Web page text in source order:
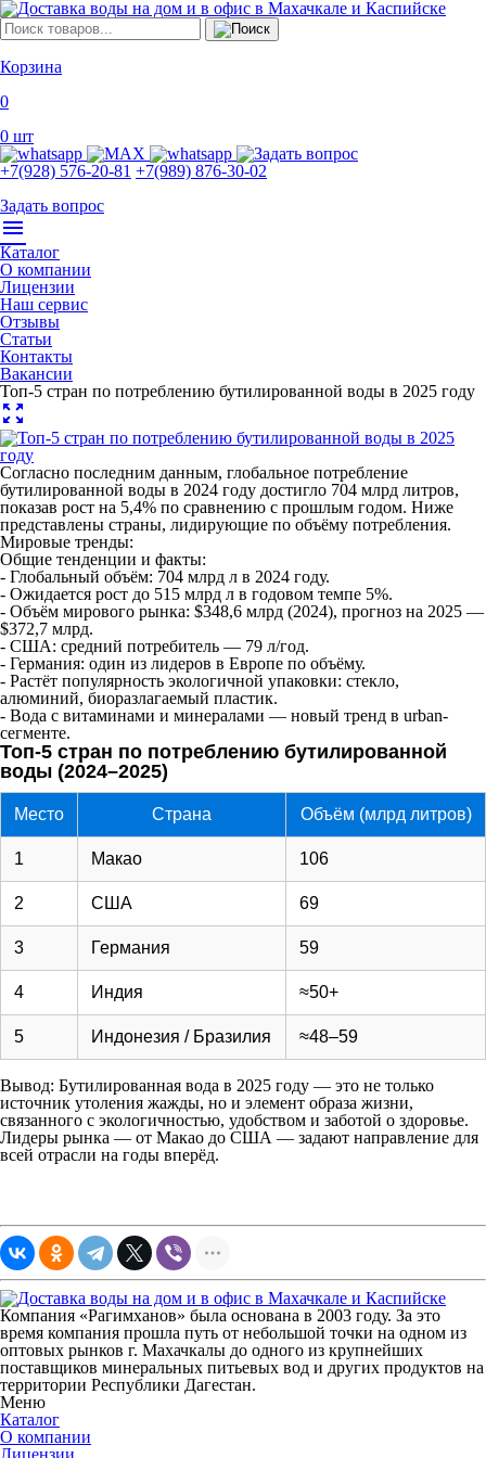
Корзина
0
0 шт
+7(928) 576-20-81 +7(989) 876-30-02
Задать вопрос
menu
Каталог
О компании
Лицензии
Наш сервис
Отзывы
Статьи
Контакты
Вакансии
Топ-5 стран по потреблению бутилированной воды в 2025 году
zoom_out_map
Согласно последним данным, глобальное потребление
бутилированной воды в 2024 году достигло 704 млрд литров,
показав рост на 5,4% по сравнению с прошлым годом. Ниже
представлены страны, лидирующие по объёму потребления.
Мировые тренды:
Общие тенденции и факты:
- Глобальный объём: 704 млрд л в 2024 году.
- Ожидается рост до 515 млрд л в годовом темпе 5%.
- Объём мирового рынка: $348,6 млрд (2024), прогноз на 2025 —
$372,7 млрд.
- США: средний потребитель — 79 л/год.
- Германия: один из лидеров в Европе по объёму.
- Растёт популярность экологичной упаковки: стекло,
алюминий, биоразлагаемый пластик.
- Вода с витаминами и минералами — новый тренд в urban-
сегменте.
Топ‑5 стран по потреблению бутилированной
воды (2024–2025)
Место Страна Объём (млрд литров)
1 Макао 106
2 США 69
3 Германия 59
4 Индия ≈50+
5 Индонезия / Бразилия ≈48–59
Вывод: Бутилированная вода в 2025 году — это не только
источник утоления жажды, но и элемент образа жизни,
связанного с экологичностью, удобством и заботой о здоровье.
Лидеры рынка — от Макао до США — задают направление для
всей отрасли на годы вперёд.
Компания «Рагимханов» была основана в 2003 году. За это
время компания прошла путь от небольшой точки на одном из
оптовых рынков г. Махачкалы до одного из крупнейших
поставщиков минеральных питьевых вод и других продуктов на
территории Республики Дагестан.
Меню
Каталог
О компании
Лицензии